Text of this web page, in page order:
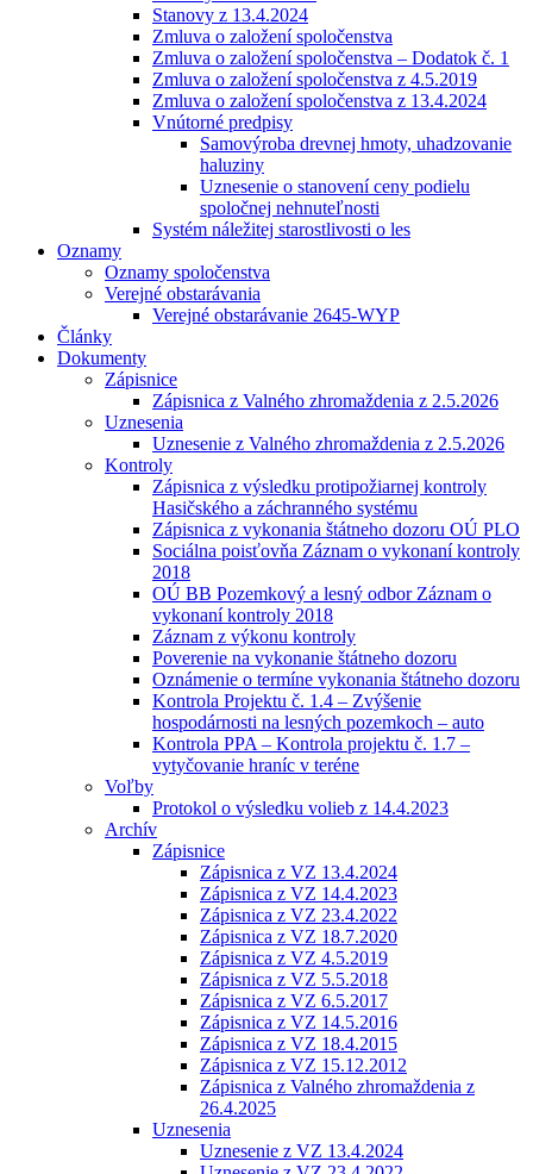
Stanovy z 13.4.2024
Zmluva o založení spoločenstva
Zmluva o založení spoločenstva – Dodatok č. 1
Zmluva o založení spoločenstva z 4.5.2019
Zmluva o založení spoločenstva z 13.4.2024
Vnútorné predpisy
Samovýroba drevnej hmoty, uhadzovanie
haluziny
Uznesenie o stanovení ceny podielu
spoločnej nehnuteľnosti
Systém náležitej starostlivosti o les
Oznamy
Oznamy spoločenstva
Verejné obstarávania
Verejné obstarávanie 2645-WYP
Články
Dokumenty
Zápisnice
Zápisnica z Valného zhromaždenia z 2.5.2026
Uznesenia
Uznesenie z Valného zhromaždenia z 2.5.2026
Kontroly
Zápisnica z výsledku protipožiarnej kontroly
Hasičského a záchranného systému
Zápisnica z vykonania štátneho dozoru OÚ PLO
Sociálna poisťovňa Záznam o vykonaní kontroly
2018
OÚ BB Pozemkový a lesný odbor Záznam o
vykonaní kontroly 2018
Záznam z výkonu kontroly
Poverenie na vykonanie štátneho dozoru
Oznámenie o termíne vykonania štátneho dozoru
Kontrola Projektu č. 1.4 – Zvýšenie
hospodárnosti na lesných pozemkoch – auto
Kontrola PPA – Kontrola projektu č. 1.7 –
vytyčovanie hraníc v teréne
Voľby
Protokol o výsledku volieb z 14.4.2023
Archív
Zápisnice
Zápisnica z VZ 13.4.2024
Zápisnica z VZ 14.4.2023
Zápisnica z VZ 23.4.2022
Zápisnica z VZ 18.7.2020
Zápisnica z VZ 4.5.2019
Zápisnica z VZ 5.5.2018
Zápisnica z VZ 6.5.2017
Zápisnica z VZ 14.5.2016
Zápisnica z VZ 18.4.2015
Zápisnica z VZ 15.12.2012
Zápisnica z Valného zhromaždenia z
26.4.2025
Uznesenia
Uznesenie z VZ 13.4.2024